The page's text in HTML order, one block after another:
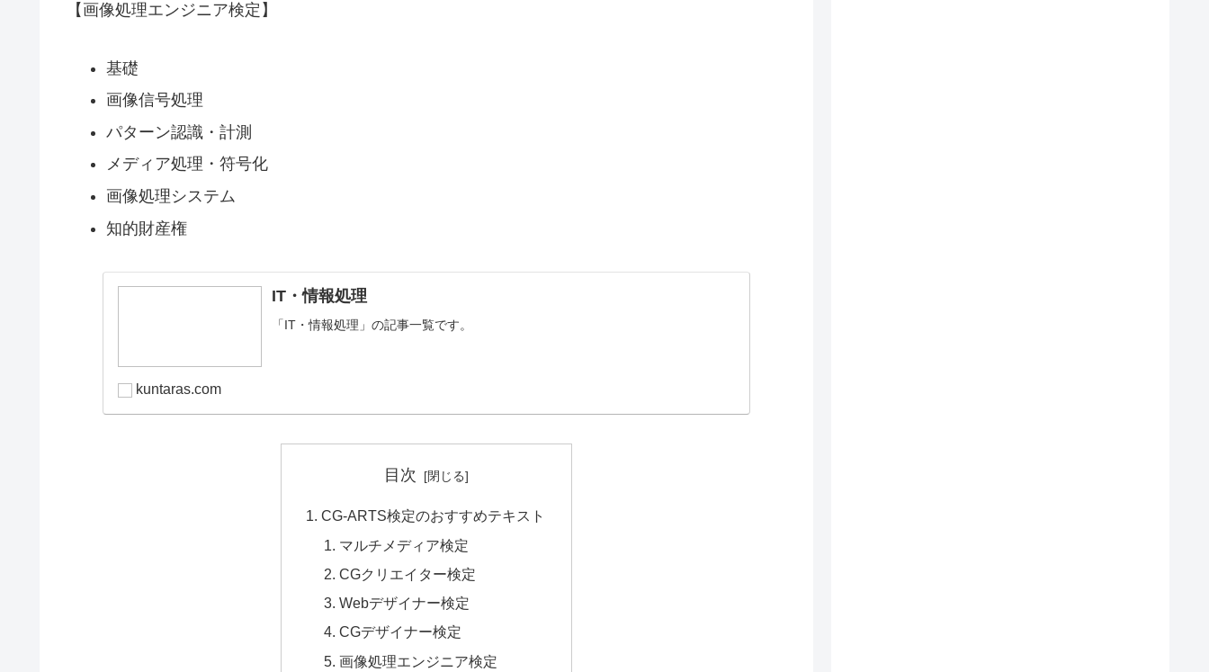
【画像処理エンジニア検定】
基礎
画像信号処理
パターン認識・計測
メディア処理・符号化
画像処理システム
知的財産権
IT・情報処理
「IT・情報処理」の記事一覧です。
kuntaras.com
目次
CG-ARTS検定のおすすめテキスト
マルチメディア検定
CGクリエイター検定
Webデザイナー検定
CGデザイナー検定
画像処理エンジニア検定